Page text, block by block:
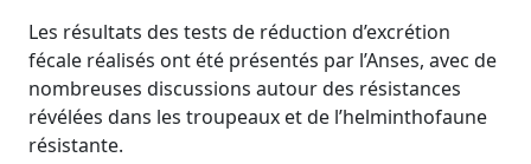
Les résultats des tests de réduction d’excrétion
fécale réalisés ont été présentés par l’Anses, avec de
nombreuses discussions autour des résistances
révélées dans les troupeaux et de l’helminthofaune
résistante.